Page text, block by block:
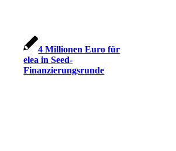
4 Millionen Euro für
elea in Seed-
Finanzierungsrunde